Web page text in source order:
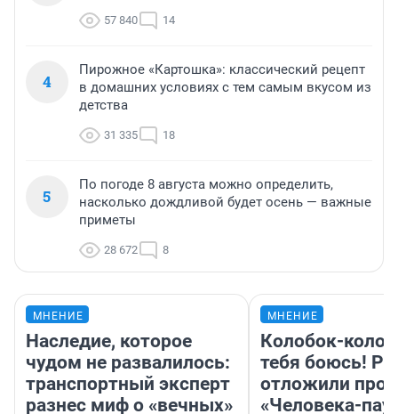
57 840 14
4
Пирожное «Картошка»: классический рецепт
в домашних условиях с тем самым вкусом из
детства
31 335 18
5
По погоде 8 августа можно определить,
насколько дождливой будет осень — важные
приметы
28 672 8
МНЕНИЕ
Наследие, которое
чудом не развалилось:
транспортный эксперт
разнес миф о «вечных»
МНЕНИЕ
Колобок-
тебя боюсь!
отложили
«Человека-